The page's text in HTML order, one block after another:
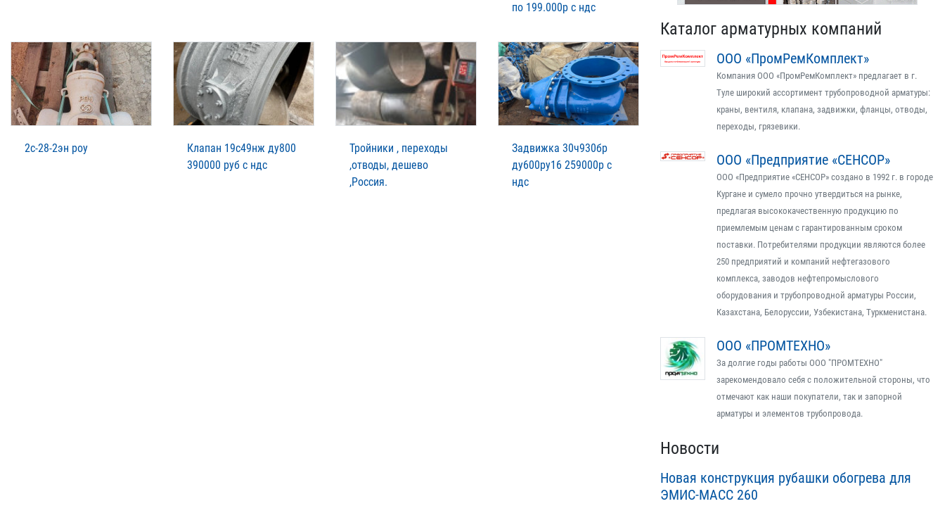
по 199.000р с ндс
2с-28-2эн роу
Клапан 19с49нж ду800
390000 руб с ндс
Тройники , переходы
,отводы, дешево
,Россия.
Задвижка 30ч930бр
ду600ру16 259000р с
ндс
Каталог арматурных компаний
ООО «ПромРемКомплект»
Компания ООО «ПромРемКомплект» предлагает в г.
Туле широкий ассортимент трубопроводной арматуры:
краны, вентиля, клапана, задвижки, фланцы, отводы,
переходы, грязевики.
ООО «Предприятие «СЕНСОР»
ООО «Предприятие «СЕНСОР» создано в 1992 г. в городе
Кургане и сумело прочно утвердиться на рынке,
предлагая высококачественную продукцию по
приемлемым ценам с гарантированным сроком
поставки. Потребителями продукции являются более
250 предприятий и компаний нефтегазового
комплекса, заводов нефтепромыслового
оборудования и трубопроводной арматуры России,
Казахстана, Белоруссии, Узбекистана, Туркменистана.
ООО «ПРОМТЕХНО»
За долгие годы работы ООО "ПРОМТЕХНО"
зарекомендовало себя с положительной стороны, что
отмечают как наши покупатели, так и запорной
арматуры и элементов трубопровода.
Новости
Новая конструкция рубашки обогрева для
ЭМИС-МАСС 260